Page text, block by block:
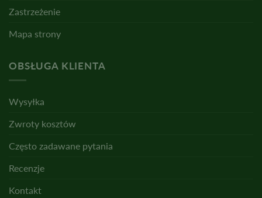
Zastrzeżenie
Mapa strony
OBSŁUGA KLIENTA
Wysyłka
Zwroty kosztów
Często zadawane pytania
Recenzje
Kontakt